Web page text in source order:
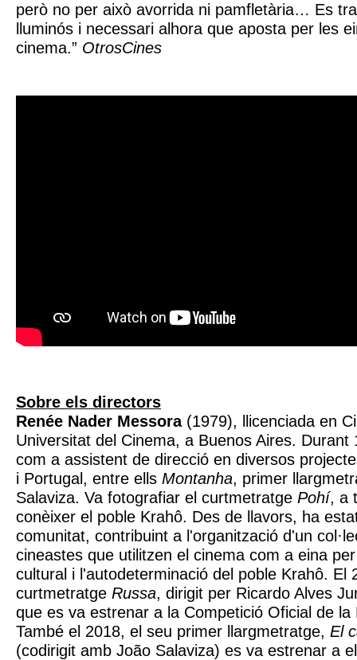
però no per això avorrida ni pamfletària… Es
lluminós i necessari alhora que aposta per les
cinema.” OtrosCines
Sobre els directors
Renée Nader Messora(1979), llicenciada en
Universitat del Cinema, a Buenos Aires. Durant
com a assistent de direcció en diversos
i Portugal, entre ells Montanha, primer
Salaviza. Va fotografiar el curtmetratge Pohí, a
conèixer el poble Krahô. Des de llavors, ha
comunitat, contribuint a l'organització d'un
cineastes que utilitzen el cinema com a eina
cultural i l'autodeterminació del poble Krahô. El
curtmetratge Russa, dirigit per Ricardo Alves
que es va estrenar a la Competició Oficial de la
També el 2018, el seu primer llargmetratge, El
(codirigit amb João Salaviza) es va estrenar a